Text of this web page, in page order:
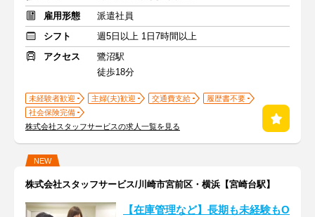
雇用形態
派遣社員
シフト
週5日以上 1日7時間以上
アクセス
鷺沼駅
徒歩18分
未経験者歓迎 主婦(夫)歓迎 交通費支給
履歴書不要
社会保険完備
株式会社スタッフサービスの求人一覧を見る
NEW
株式会社スタッフサービス/川崎市宮前区・横浜【宮崎台駅】
【在庫管理など】長期も未経験もO